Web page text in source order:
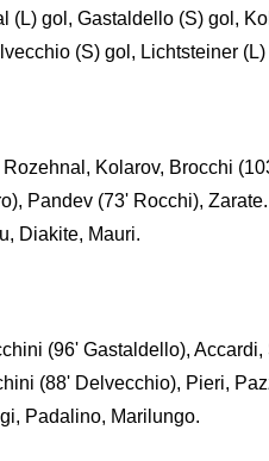
(L) gol, Gastaldello (S) gol,
(S) gol, Lichtsteiner
Kolarov, Brocchi
Pandev (73' Rocchi), Zarate.
Diakite, Mauri.
(96' Gastaldello),
(88' Delvecchio), Pieri,
Padalino, Marilungo.